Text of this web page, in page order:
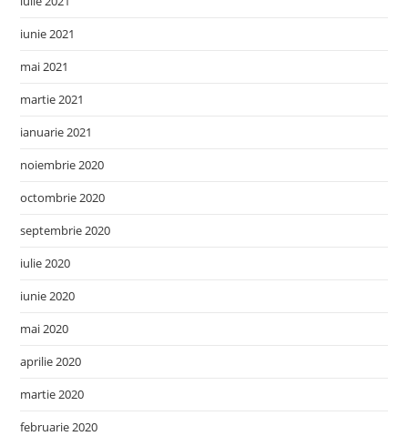
iunie 2021
mai 2021
martie 2021
ianuarie 2021
noiembrie 2020
octombrie 2020
septembrie 2020
iulie 2020
iunie 2020
mai 2020
aprilie 2020
martie 2020
februarie 2020